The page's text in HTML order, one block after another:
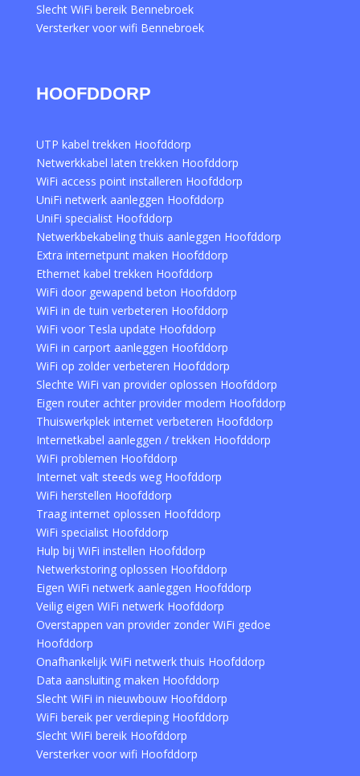
Slecht WiFi bereik Bennebroek
Versterker voor wifi Bennebroek
HOOFDDORP
UTP kabel trekken Hoofddorp
Netwerkkabel laten trekken Hoofddorp
WiFi access point installeren Hoofddorp
UniFi netwerk aanleggen Hoofddorp
UniFi specialist Hoofddorp
Netwerkbekabeling thuis aanleggen Hoofddorp
Extra internetpunt maken Hoofddorp
Ethernet kabel trekken Hoofddorp
WiFi door gewapend beton Hoofddorp
WiFi in de tuin verbeteren Hoofddorp
WiFi voor Tesla update Hoofddorp
WiFi in carport aanleggen Hoofddorp
WiFi op zolder verbeteren Hoofddorp
Slechte WiFi van provider oplossen Hoofddorp
Eigen router achter provider modem Hoofddorp
Thuiswerkplek internet verbeteren Hoofddorp
Internetkabel aanleggen / trekken Hoofddorp
WiFi problemen Hoofddorp
Internet valt steeds weg Hoofddorp
WiFi herstellen Hoofddorp
Traag internet oplossen Hoofddorp
WiFi specialist Hoofddorp
Hulp bij WiFi instellen Hoofddorp
Netwerkstoring oplossen Hoofddorp
Eigen WiFi netwerk aanleggen Hoofddorp
Veilig eigen WiFi netwerk Hoofddorp
Overstappen van provider zonder WiFi gedoe
Hoofddorp
Onafhankelijk WiFi netwerk thuis Hoofddorp
Data aansluiting maken Hoofddorp
Slecht WiFi in nieuwbouw Hoofddorp
WiFi bereik per verdieping Hoofddorp
Slecht WiFi bereik Hoofddorp
Versterker voor wifi Hoofddorp